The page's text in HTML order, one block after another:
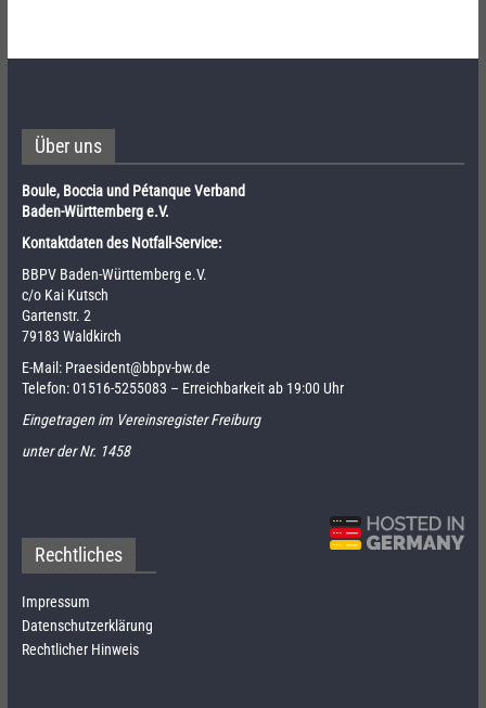
Über uns
Boule, Boccia und Pétanque Verband
Baden-Württemberg e.V.
Kontaktdaten des Notfall-Service:
BBPV Baden-Württemberg e.V.
c/o Kai Kutsch
Gartenstr. 2
79183 Waldkirch
E-Mail: Praesident@bbpv-bw.de
Telefon:01516-5255083 – Erreichbarkeit ab 19:00 Uhr
Eingetragen im Vereinsregister Freiburg
unter der Nr. 1458
Rechtliches
Impressum
Datenschutzerklärung
Rechtlicher Hinweis